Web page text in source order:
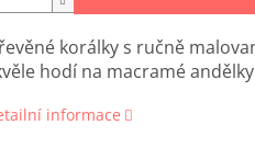
korálky s ručně
hodí na macramé
informace